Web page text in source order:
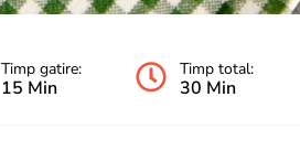
Timp gatire:
15 Min
Timp total:
30 Min